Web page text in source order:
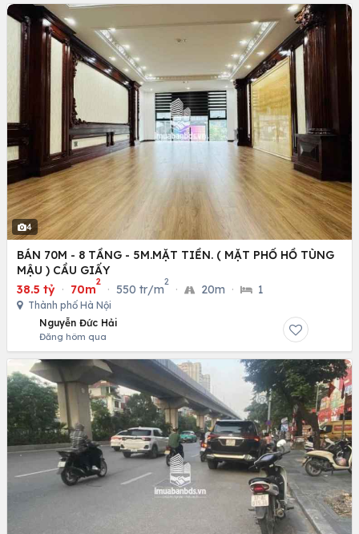
4
BÁN 70M - 8 TẦNG - 5M.MẶT TIỀN. ( MẶT PHỐ HỒ TÙNG
MẬU ) CẦU GIẤY
38.5 tỷ · 70m
2
· 550 tr/m
2
· 20m · 1
Thành phố Hà Nội
Nguyễn Đức Hải
Đăng hôm qua